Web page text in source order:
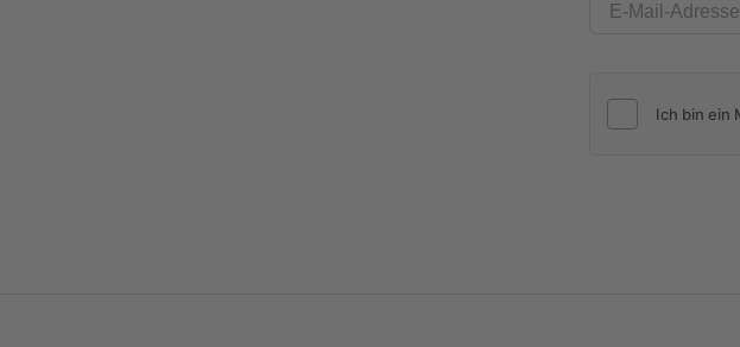
E-Mail-Adresse